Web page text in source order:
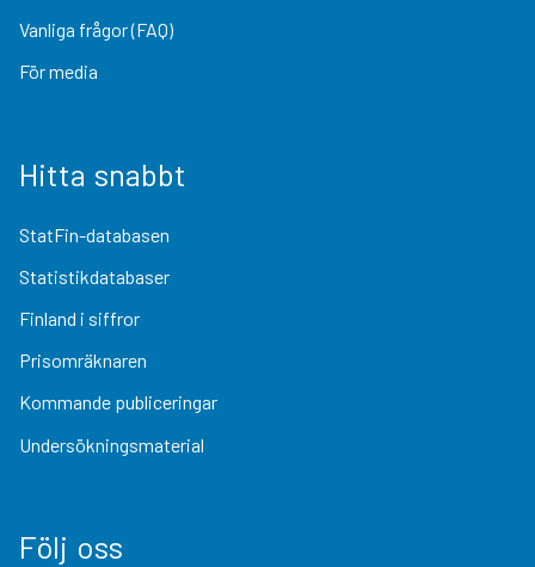
Vanliga frågor (FAQ)
För media
Hitta snabbt
StatFin-databasen
Statistikdatabaser
Finland i siffror
Prisomräknaren
Kommande publiceringar
Undersökningsmaterial
Följ oss